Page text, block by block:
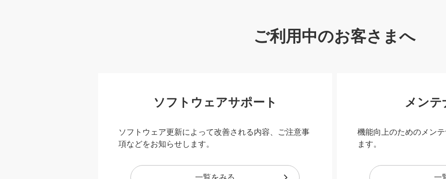
ご利用中のお客さまへ
ソフトウェアサポート
ソフトウェア更新によって改善される内容、ご注意事
項などをお知らせします。
一覧をみる
メンテ
機能向上のためのメン
ます。
一